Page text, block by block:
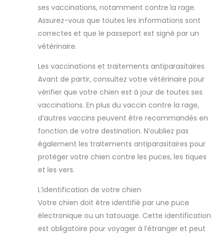
ses vaccinations, notamment contre la rage.
Assurez-vous que toutes les informations sont
correctes et que le passeport est signé par un
vétérinaire.
Les vaccinations et traitements antiparasitaires
Avant de partir, consultez votre vétérinaire pour
vérifier que votre chien est à jour de toutes ses
vaccinations. En plus du vaccin contre la rage,
d’autres vaccins peuvent être recommandés en
fonction de votre destination. N’oubliez pas
également les traitements antiparasitaires pour
protéger votre chien contre les puces, les tiques
et les vers.
L’identification de votre chien
Votre chien doit être identifié par une puce
électronique ou un tatouage. Cette identification
est obligatoire pour voyager à l’étranger et peut